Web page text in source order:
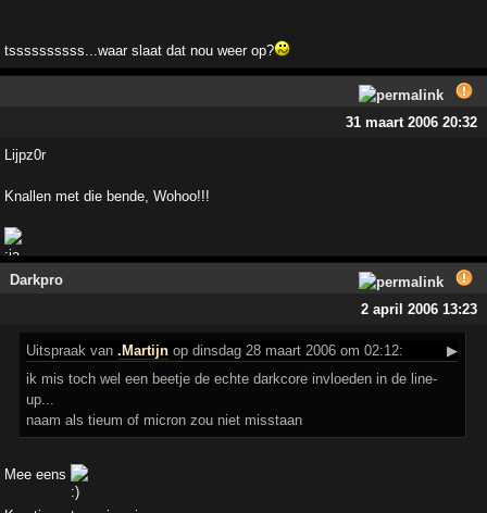
tssssssssss...waar slaat dat nou weer op?
31 maart 2006 20:32
Lijpz0r
Knallen met die bende, Wohoo!!!
Darkpro
2 april 2006 13:23
Uitspraak van.Martijn op dinsdag 28 maart 2006 om 02:12:
▶
ik mis toch wel een beetje de echte darkcore invloeden in de line-
up...
naam als tieum of micron zou niet misstaan
Mee eens